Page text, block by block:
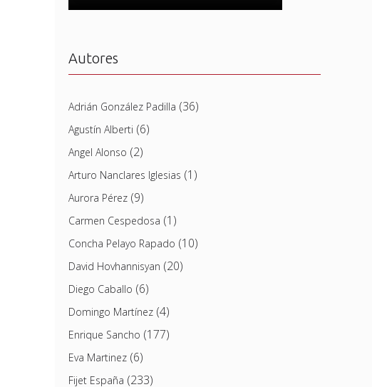
Autores
Adrián González Padilla (36)
Agustín Alberti (6)
Angel Alonso (2)
Arturo Nanclares Iglesias (1)
Aurora Pérez(9)
Carmen Cespedosa (1)
Concha Pelayo Rapado (10)
David Hovhannisyan (20)
Diego Caballo (6)
Domingo Martínez(4)
Enrique Sancho (177)
Eva Martinez(6)
Fijet España (233)